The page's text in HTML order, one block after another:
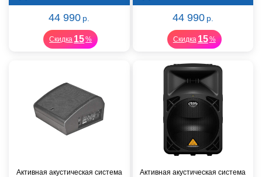
44 990 р.
Скидка 15%
44 990 р.
Скидка 15%
Активная акустическая система
Активная акустическая система